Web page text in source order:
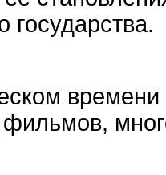
государства.